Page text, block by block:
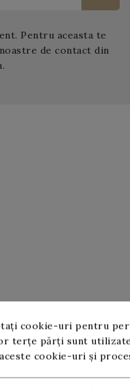
Pentru aceasta te
de contact din
urilor, ediția 2023
cookie-uri pentru
terțe părți sunt
cookie-uri și